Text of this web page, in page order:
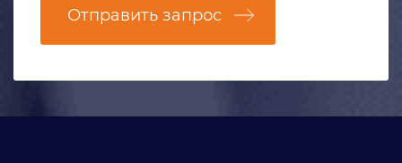
Отправить запрос